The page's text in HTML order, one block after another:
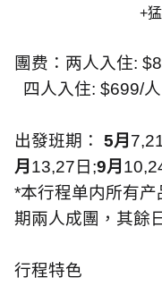
+
團费：两人入住:
四人入住: $699/人
出發班期： 5月
月 13,27 日 ;9月
*本行程单内所有产
期兩人成團，其餘
行程特色